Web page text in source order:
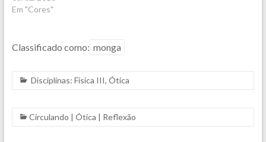
Em "Cores"
Classificado como: monga
Disciplinas: Física III, Ótica
Circulando | Ótica | Reflexão